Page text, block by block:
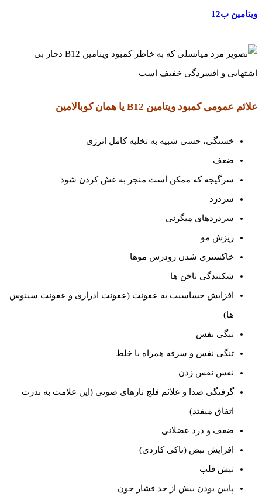
ویتامین ب12
علائم عمومی کمبود ویتامین B12 یا همان کوبالامین
خستگی، حسی شبیه به تخلیه کامل انرژی
ضعف
سرگیجه که ممکن است منجر به غش کردن شود
سردرد
سردردهای میگرنی
ریزش مو
خاکستری شدن زودرس موها
شکنندگی ناخن ها
افزایش حساسیت به عفونت (عفونت ادراری و عفونت سینوس
ها)
تنگی نفس
تنگی نفس و سرفه همراه با خلط
نفس نفس زدن
گرفتگی صدا و علائم فلج تارهای صوتی (این علامت به ندرت
اتفاق میفتد)
ضعف و درد عضلانی
افزایش نبض (تاکی کاردی)
تپش قلب
پایین بودن بیش از حد فشار خون